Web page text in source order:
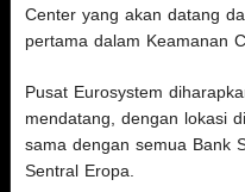
Center yang akan datang
pertama dalam Keamanan
Pusat Eurosystem
mendatang, dengan lokasi
sama dengan semua Bank
Sentral Eropa.